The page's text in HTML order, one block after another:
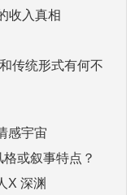
收入真相
传统形式有何不
感宇宙
或叙事特点？
X 深渊